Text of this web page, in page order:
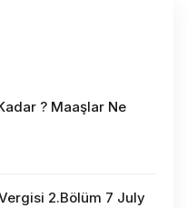
? Maaşlar Ne
2.Bölüm 7 July